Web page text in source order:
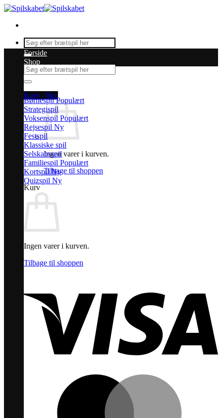
Fortsæt
indhold
Søg
efter:
Søg
efter:
Kurv /0kr.
Ingen varer i kurven.
Tilbage til shoppen
Kurv
Ingen varer i kurven.
Tilbage til shoppen
Forside
Shop
Børnespil
Strategispil
Voksenspil
Rejsespil
Festspil
Klassiske spil
Selskabsspil
Familiespil
Kortspil
Quizspil